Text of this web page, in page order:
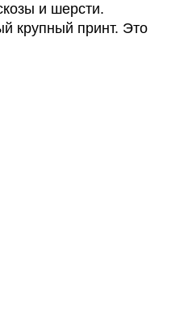
и шерсти.
крупный принт. Это